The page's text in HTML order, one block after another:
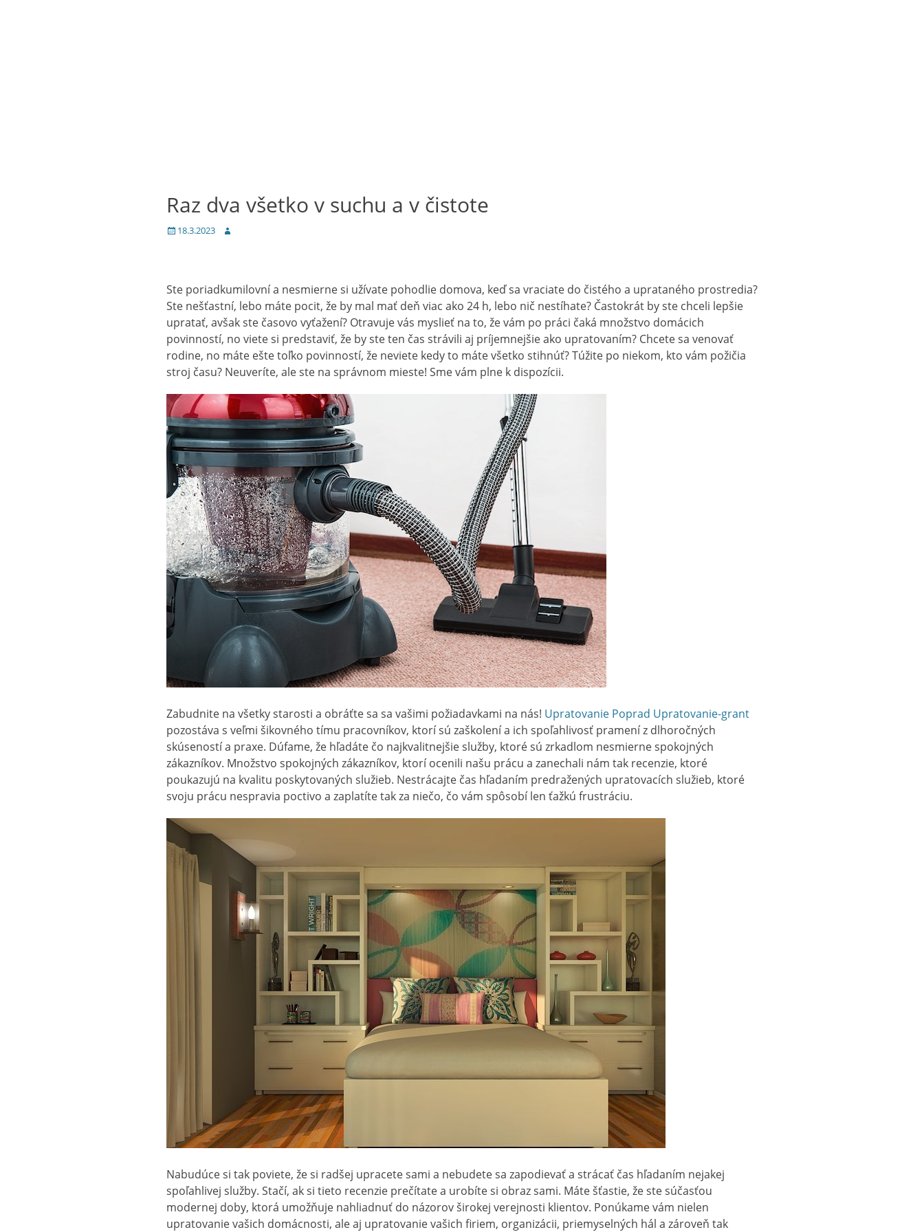
Raz dva všetko v suchu a v čistote
Posted
18.3.2023 Author
Ste poriadkumilovní a nesmierne si užívate pohodlie domova, keď sa vraciate do čistého a uprataného prostredia?
Ste nešťastní, lebo máte pocit, že by mal mať deň viac ako 24 h, lebo nič nestíhate? Častokrát by ste chceli lepšie
upratať, avšak ste časovo vyťažení? Otravuje vás myslieť na to, že vám po práci čaká množstvo domácich
povinností, no viete si predstaviť, že by ste ten čas strávili aj príjemnejšie ako upratovaním? Chcete sa venovať
rodine, no máte ešte toľko povinností, že neviete kedy to máte všetko stihnúť? Túžite po niekom, kto vám požičia
stroj času? Neuveríte, ale ste na správnom mieste! Sme vám plne k dispozícii.
Zabudnite na všetky starosti a obráťte sa sa vašimi požiadavkami na nás! Upratovanie Poprad Upratovanie-grant
pozostáva s veľmi šikovného tímu pracovníkov, ktorí sú zaškolení a ich spoľahlivosť pramení z dlhoročných
skúseností a praxe. Dúfame, že hľadáte čo najkvalitnejšie služby, ktoré sú zrkadlom nesmierne spokojných
zákazníkov. Množstvo spokojných zákazníkov, ktorí ocenili našu prácu a zanechali nám tak recenzie, ktoré
poukazujú na kvalitu poskytovaných služieb. Nestrácajte čas hľadaním predražených upratovacích služieb, ktoré
svoju prácu nespravia poctivo a zaplatíte tak za niečo, čo vám spôsobí len ťažkú frustráciu.
Nabudúce si tak poviete, že si radšej upracete sami a nebudete sa zapodievať a strácať čas hľadaním nejakej
spoľahlivej služby. Stačí, ak si tieto recenzie prečítate a urobíte si obraz sami. Máte šťastie, že ste súčasťou
modernej doby, ktorá umožňuje nahliadnuť do názorov širokej verejnosti klientov. Ponúkame vám nielen
upratovanie vašich domácnosti, ale aj upratovanie vašich firiem, organizácii, priemyselných hál a zároveň tak